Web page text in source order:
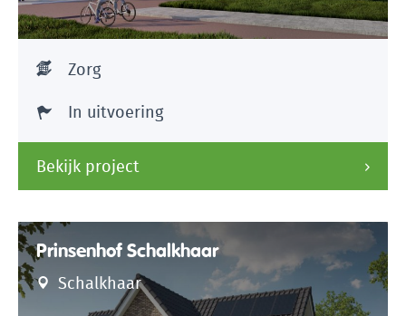
Zorg
In uitvoering
Bekijk project
Prinsenhof Schalkhaar
Schalkhaar